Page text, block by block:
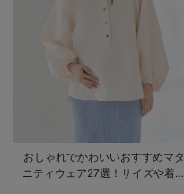
おしゃれでかわいいおすすめマタ
ニティウェア27選！サイズや着る